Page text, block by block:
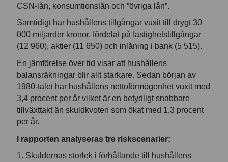
CSN-lån, konsumtionslån och ”övriga lån”.
Samtidigt har hushållens tillgångar vuxit till drygt 30
000 miljarder kronor, fördelat på fastighetstillgångar
(12 960), aktier (11 650) och inlåning i bank (5 515).
En jämförelse över tid visar att hushållens
balansräkningar blir allt starkare. Sedan början av
1980-talet har hushållens nettoförmögenhet vuxit med
3,4 procent per år vilket är en betydligt snabbare
tillväxttakt än skuldkvoten som ökat med 1,3 procent
per år.
I rapporten analyseras tre riskscenarier:
1. Skuldernas storlek i förhållande till hushållens